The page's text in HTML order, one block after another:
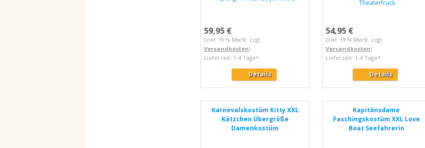
59,95 €
(inkl. 19 % MwSt. zzgl.
Versandkosten)
Lieferzeit: 1-4 Tage*
Details
54,95 €
(inkl. 19 % MwSt. zzgl.
Versandkosten)
Lieferzeit: 1-4 Tage*
Details
Karnevalskostüm Kitty XXL
Kätzchen Übergröße
Damenkostüm
Kapitänsdame
Faschingskostüm XXL Love
Boat Seefahrerin